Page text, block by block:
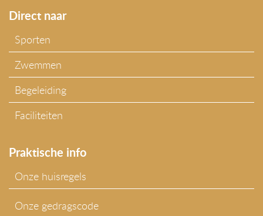
Direct naar
Sporten
Zwemmen
Begeleiding
Faciliteiten
Praktische info
Onze huisregels
Onze gedragscode